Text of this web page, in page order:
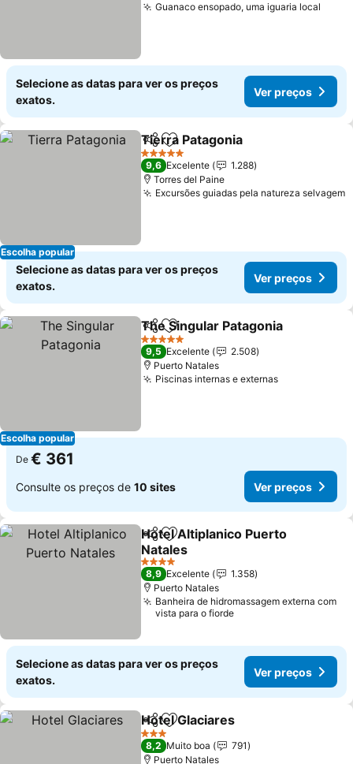
Guanaco ensopado, uma iguaria local
Selecione as datas para ver os preços
exatos.
Ver preços
Escolha popular
PartilharAdicionar aos favoritos
Tierra Patagonia
5 Estrelas
9,6 Excelente
1.288
Torres del Paine
Excursões guiadas pela natureza selvagem
Selecione as datas para ver os preços
exatos.
Ver preços
Escolha popular
PartilharAdicionar aos favoritos
The Singular Patagonia
5 Estrelas
9,5 Excelente
2.508
Puerto Natales
Piscinas internas e externas
De € 361
Consulte os preços de 10 sites Ver preços
PartilharAdicionar aos favoritos
Hotel Altiplanico Puerto
Natales
4 Estrelas
8,9 Excelente
1.358
Puerto Natales
Banheira de hidromassagem externa com
vista para o fiorde
Selecione as datas para ver os preços
exatos.
Ver preços
PartilharAdicionar aos favoritos
Hotel Glaciares
3 Estrelas
8,2 Muito boa
791
Puerto Natales